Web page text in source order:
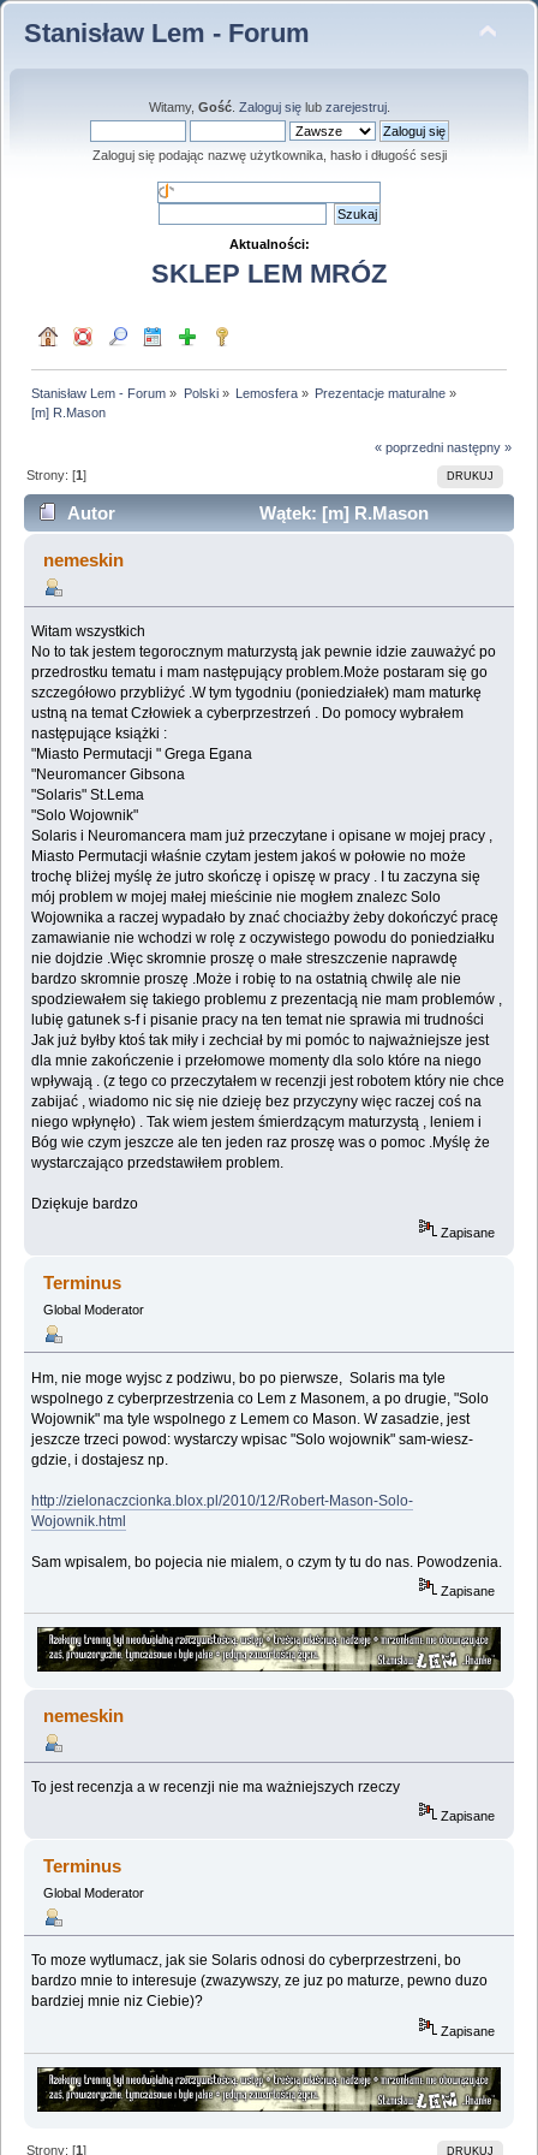
Stanisław Lem - Forum
Witamy, Gość. Zaloguj sięlub zarejestruj.
Zaloguj się podając nazwę użytkownika, hasło i długość sesji
Aktualności:
SKLEP LEM MRÓZ
Stanisław Lem - Forum » Polski» Lemosfera» Prezentacje maturalne »
[m] R.Mason
« poprzedni następny »
DRUKUJ
Strony: [1]
Autor
Wątek: [m] R.Mason
(Przeczytany 38484 razy)
nemeskin
Witam wszystkich
No to tak jestem tegorocznym maturzystą jak pewnie idzie zauważyć po
przedrostku tematu i mam następujący problem.Może postaram się go
szczegółowo przybliżyć .W tym tygodniu (poniedziałek) mam maturkę
ustną na temat Człowiek a cyberprzestrzeń . Do pomocy wybrałem
następujące książki :
"Miasto Permutacji " Grega Egana
"Neuromancer Gibsona
"Solaris" St.Lema
"Solo Wojownik"
Solaris i Neuromancera mam już przeczytane i opisane w mojej pracy ,
Miasto Permutacji właśnie czytam jestem jakoś w połowie no może
trochę bliżej myślę że jutro skończę i opiszę w pracy . I tu zaczyna się
mój problem w mojej małej mieścinie nie mogłem znalezc Solo
Wojownika a raczej wypadało by znać chociażby żeby dokończyć pracę
zamawianie nie wchodzi w rolę z oczywistego powodu do poniedziałku
nie dojdzie .Więc skromnie proszę o małe streszczenie naprawdę
bardzo skromnie proszę .Może i robię to na ostatnią chwilę ale nie
spodziewałem się takiego problemu z prezentacją nie mam problemów ,
lubię gatunek s-f i pisanie pracy na ten temat nie sprawia mi trudności
Jak już byłby ktoś tak miły i zechciał by mi pomóc to najważniejsze jest
dla mnie zakończenie i przełomowe momenty dla solo które na niego
wpływają . (z tego co przeczytałem w recenzji jest robotem który nie chce
zabijać , wiadomo nic się nie dzieję bez przyczyny więc raczej coś na
niego wpłynęło) . Tak wiem jestem śmierdzącym maturzystą , leniem i
Bóg wie czym jeszcze ale ten jeden raz proszę was o pomoc .Myślę że
wystarczająco przedstawiłem problem.
Dziękuje bardzo
Zapisane
Terminus
Global Moderator
Hm, nie moge wyjsc z podziwu, bo po pierwsze, Solaris ma tyle
wspolnego z cyberprzestrzenia co Lem z Masonem, a po drugie, "Solo
Wojownik" ma tyle wspolnego z Lemem co Mason. W zasadzie, jest
jeszcze trzeci powod: wystarczy wpisac "Solo wojownik" sam-wiesz-
gdzie, i dostajesz np.
http://zielonaczcionka.blox.pl/2010/12/Robert-Mason-Solo-
Wojownik.html
Sam wpisalem, bo pojecia nie mialem, o czym ty tu do nas. Powodzenia.
Zapisane
nemeskin
To jest recenzja a w recenzji nie ma ważniejszych rzeczy
Zapisane
Terminus
Global Moderator
To moze wytlumacz, jak sie Solaris odnosi do cyberprzestrzeni, bo
bardzo mnie to interesuje (zwazywszy, ze juz po maturze, pewno duzo
bardziej mnie niz Ciebie)?
Zapisane
DRUKUJ
Strony: [1]